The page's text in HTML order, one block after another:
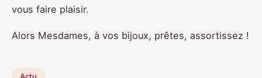
vous faire plaisir.
Alors Mesdames, à vos bijoux, prêtes, assortissez !